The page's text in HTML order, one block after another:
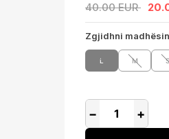
40.00 EUR
Zgjidhni
L M S
− +